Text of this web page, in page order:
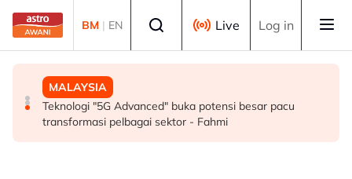
Skip to main content
BM | EN Live Log in
SUKAN
Mohamed Salah sertai Trabzonspor, terima €17 juta
semusim
MALAYSIA
Berita tempatan pilihan sepanjang hari ini
MALAYSIA
Teknologi "5G Advanced" buka potensi besar pacu
transformasi pelbagai sektor - Fahmi